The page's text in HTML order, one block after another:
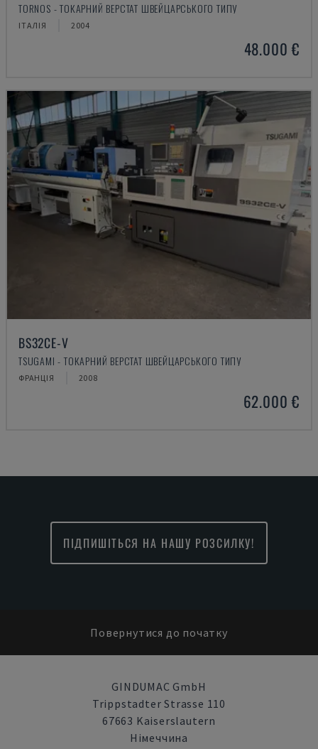
TORNOS - ТОКАРНИЙ ВЕРСТАТ ШВЕЙЦАРСЬКОГО ТИПУ
ІТАЛІЯ 2004
48.000 €
BS32CE-V
TSUGAMI - ТОКАРНИЙ ВЕРСТАТ ШВЕЙЦАРСЬКОГО ТИПУ
ФРАНЦІЯ 2008
62.000 €
ПІДПИШІТЬСЯ НА НАШУ РОЗСИЛКУ!
Повернутися до початку
GINDUMAC GmbH
Trippstadter Strasse 110
67663 Kaiserslautern
Німеччина